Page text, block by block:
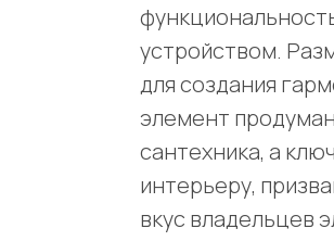
устройством.
для создания
элемент
сантехника, а
интерьеру,
вкус владельцев